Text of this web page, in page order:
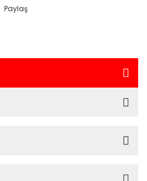
Paylaş